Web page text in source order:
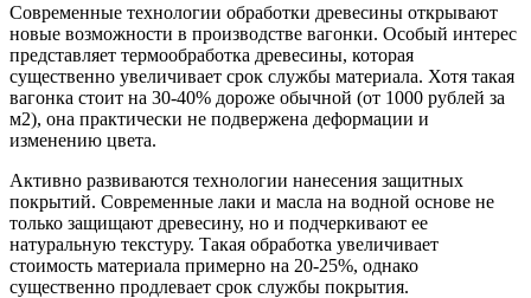
Современные технологии обработки древесины открывают
новые возможности в производстве вагонки. Особый интерес
представляет термообработка древесины, которая
существенно увеличивает срок службы материала. Хотя такая
вагонка стоит на 30-40% дороже обычной (от 1000 рублей за
м2), она практически не подвержена деформации и
изменению цвета.
Активно развиваются технологии нанесения защитных
покрытий. Современные лаки и масла на водной основе не
только защищают древесину, но и подчеркивают ее
натуральную текстуру. Такая обработка увеличивает
стоимость материала примерно на 20-25%, однако
существенно продлевает срок службы покрытия.